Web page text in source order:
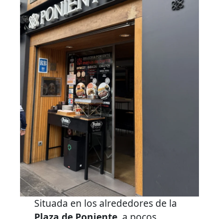
Situada en los alrededores de la